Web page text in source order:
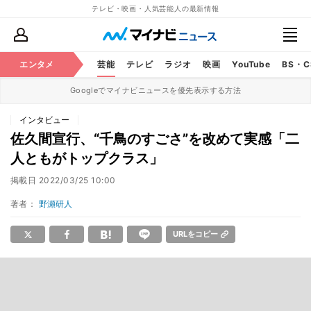
テレビ・映画・人気芸能人の最新情報
エンタメ 芸能 テレビ ラジオ 映画 YouTube BS・
Googleでマイナビニュースを優先表示する方法
インタビュー
佐久間宣行、“千鳥のすごさ”を改めて実感「二
人ともがトップクラス」
掲載日 2022/03/25 10:00
著者： 野瀬研人
URLをコピー